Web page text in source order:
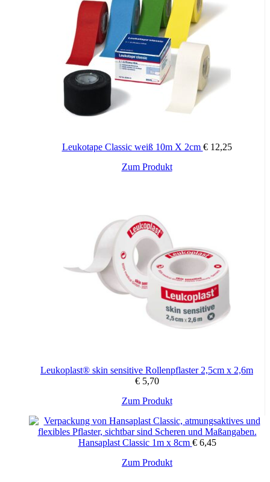
Leukotape Classic weiß 10m X 2cm €12,25
Zum Produkt
Leukoplast® skin sensitive Rollenpflaster 2,5cm x 2,6m
€5,70
Zum Produkt
Hansaplast Classic 1m x 8cm €6,45
Zum Produkt